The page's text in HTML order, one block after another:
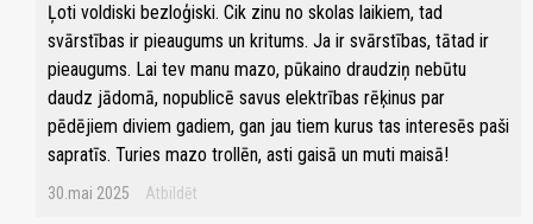
Ļoti voldiski bezloģiski. Cik zinu no skolas laikiem, tad
svārstības ir pieaugums un kritums. Ja ir svārstības, tātad ir
pieaugums. Lai tev manu mazo, pūkaino draudziņ nebūtu
daudz jādomā, nopublicē savus elektrības rēķinus par
pēdējiem diviem gadiem, gan jau tiem kurus tas interesēs paši
sapratīs. Turies mazo trollēn, asti gaisā un muti maisā!
30.mai 2025 Atbildēt